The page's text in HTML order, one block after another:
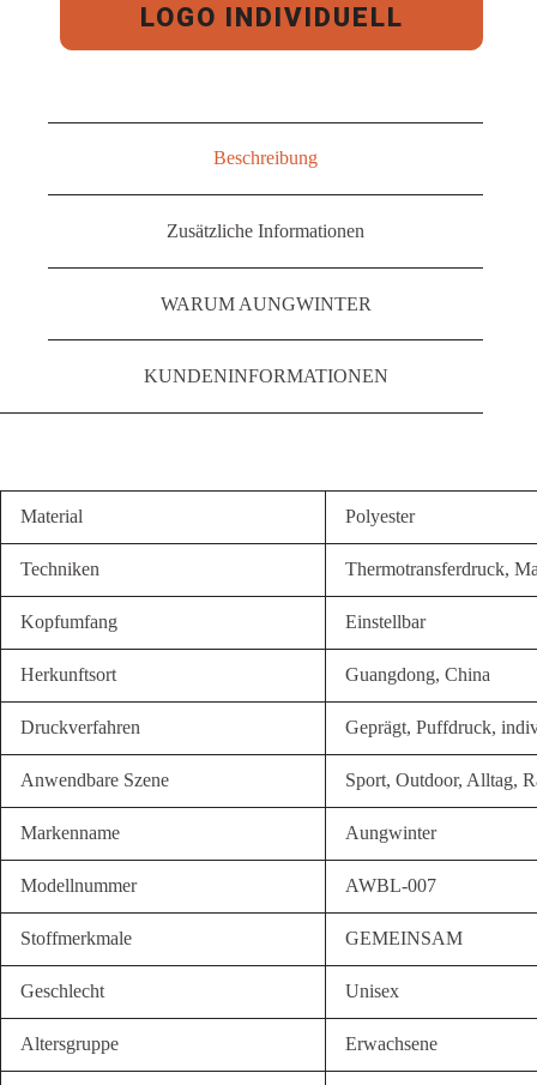
LOGO INDIVIDUELL
Beschreibung
Zusätzliche Informationen
WARUM AUNGWINTER
KUNDENINFORMATIONEN
Material Polyester
Techniken Thermotransferdruck,
Kopfumfang Einstellbar
Herkunftsort Guangdong, China
Druckverfahren Geprägt, Puffdruck,
Anwendbare Szene Sport, Outdoor, Alltag,
Markenname Aungwinter
Modellnummer AWBL-007
Stoffmerkmale GEMEINSAM
Geschlecht Unisex
Altersgruppe Erwachsene